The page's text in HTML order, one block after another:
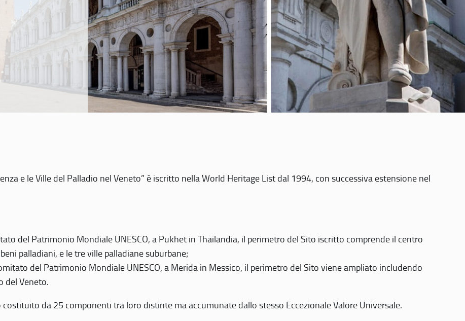
e le Ville del Palladio nel Veneto” è iscritto nella World Heritage List dal 1994, con successiva estensione nel
del Patrimonio Mondiale UNESCO, a Pukhet in Thailandia, il perimetro del Sito iscritto comprende il centro
palladiani, e le tre ville palladiane suburbane;
del Patrimonio Mondiale UNESCO, a Merida in Messico, il perimetro del Sito viene ampliato includendo
del Veneto.
da 25 componenti tra loro distinte ma accumunate dallo stesso Eccezionale Valore Universale.